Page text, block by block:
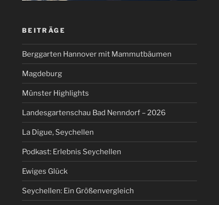
BEITRÄGE
Berggarten Hannover mit Mammutbäumen
Magdeburg
Münster Highlights
Landesgartenschau Bad Nenndorf – 2026
La Digue, Seychellen
Podkast: Erlebnis Seychellen
Ewiges Glück
Seychellen: Ein Größenvergleich